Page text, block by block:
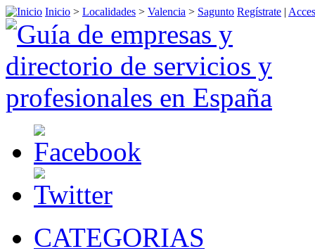
Inicio > Localidades > Valencia > Sagunto Regístrate |
CATEGORIAS